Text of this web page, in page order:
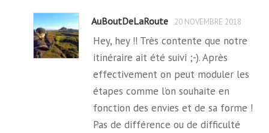
AuBoutDeLaRoute 20 NOVEMBRE 2018
Hey, hey !! Très contente que notre
itinéraire ait été suivi ;-). Après
effectivement on peut moduler les
étapes comme l’on souhaite en
fonction des envies et de sa forme !
Pas de différence ou de difficulté